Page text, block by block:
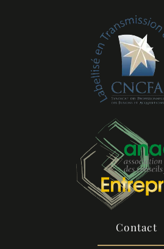
Contact